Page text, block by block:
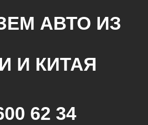
АВТО ИЗ
И КИТАЯ
62 34